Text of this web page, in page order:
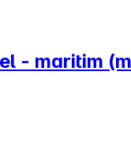
- maritim